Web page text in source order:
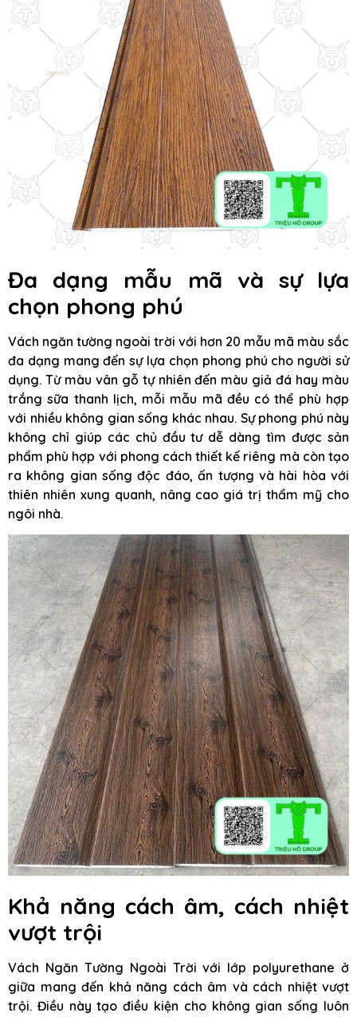
Đa dạng mẫu mã và sự lựa
chọn phong phú
Vách ngăn tường ngoài trời với hơn 20 mẫu mã màu sắc
đa dạng mang đến sự lựa chọn phong phú cho người sử
dụng. Từ màu vân gỗ tự nhiên đến màu giả đá hay màu
trắng sữa thanh lịch, mỗi mẫu mã đều có thể phù hợp
với nhiều không gian sống khác nhau. Sự phong phú này
không chỉ giúp các chủ đầu tư dễ dàng tìm được sản
phẩm phù hợp với phong cách thiết kế riêng mà còn tạo
ra không gian sống độc đáo, ấn tượng và hài hòa với
thiên nhiên xung quanh, nâng cao giá trị thẩm mỹ cho
ngôi nhà.
Khả năng cách âm, cách nhiệt
vượt trội
Vách Ngăn Tường Ngoài Trời với lớp polyurethane ở
giữa mang đến khả năng cách âm và cách nhiệt vượt
trội. Điều này tạo điều kiện cho không gian sống luôn